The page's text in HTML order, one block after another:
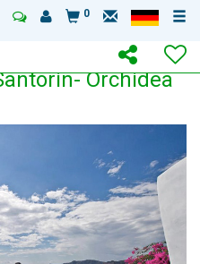
0
Orchidea